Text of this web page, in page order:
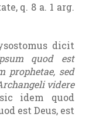
q. 8 a. 1 arg.
dicit
quod est
prophetae, sed
videre
idem quod
est Deus, est